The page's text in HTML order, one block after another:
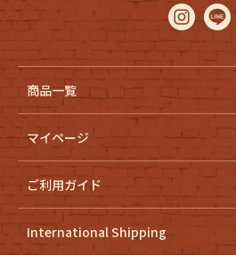
商品一覧
マイページ
ご利用ガイド
International Shipping